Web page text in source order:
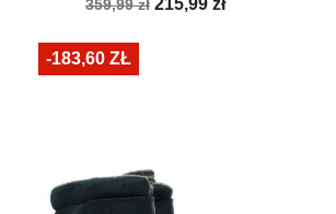
359,99 zł
-183,60 ZŁ